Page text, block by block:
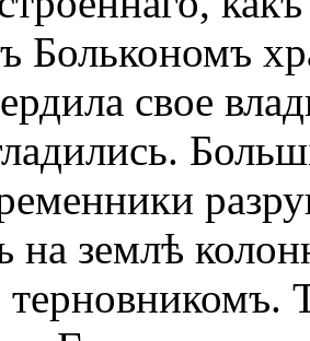
Болькономъ
свое
землѣ